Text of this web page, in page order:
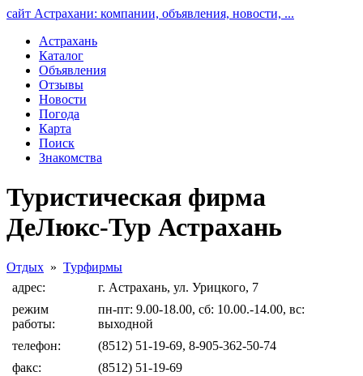
сайт Астрахани: компании, объявления, новости, ...
Астрахань
Каталог
Объявления
Отзывы
Новости
Погода
Карта
Поиск
Знакомства
Туристическая фирма
ДеЛюкс-Тур Астрахань
Отдых » Турфирмы
адрес:
г. Астрахань, ул. Урицкого, 7
режим
работы:
пн-пт: 9.00-18.00, сб: 10.00.-14.00, вс:
выходной
телефон:
(8512) 51-19-69, 8-905-362-50-74
факс:
(8512) 51-19-69